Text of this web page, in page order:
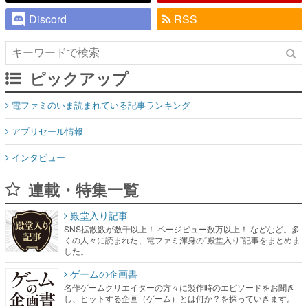
Discord
RSS
ピックアップ
電ファミのいま読まれている記事ランキング
アプリセール情報
インタビュー
連載・特集一覧
殿堂入り記事
SNS拡散数が数千以上！ ページビュー数万以上！ などなど。多
くの人々に読まれた、電ファミ渾身の“殿堂入り”記事をまとめま
した。
ゲームの企画書
名作ゲームクリエイターの方々に製作時のエピソードをお聞き
し、ヒットする企画（ゲーム）とは何か？を探っていきます。